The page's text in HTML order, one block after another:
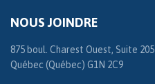
NOUS JOINDRE
875 boul. Charest Ouest, Suite 205
Québec (Québec) G1N 2C9